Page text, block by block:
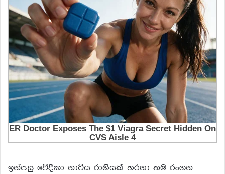
ඉන්පසු වේදිකා නාට්ය රාශියක් හරහා තම රංගන